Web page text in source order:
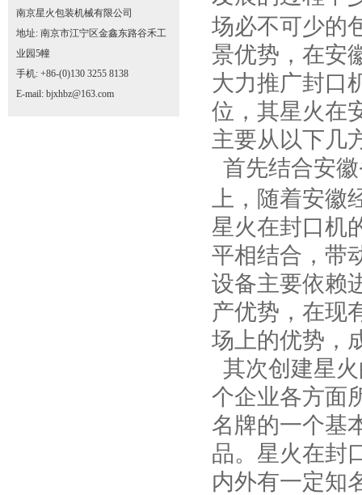
场必不可少的
景优势，在安
大力推广封口
位，其星火在
主要从以下几
首先结合安
上，随着安
星火在封口机
平相结合，带
设备主要依赖
产优势，在现
场上的优势，
其次创建星
个企业各方面
名牌的一个基
品。星火在封
内外有一定知
南京星火包装机械有限公司
地址: 南京市江宁区金鑫东路谷禾工
业园5幢
手机: +86-(0)130 3255 8138
E-mail: bjxhbz@163.com